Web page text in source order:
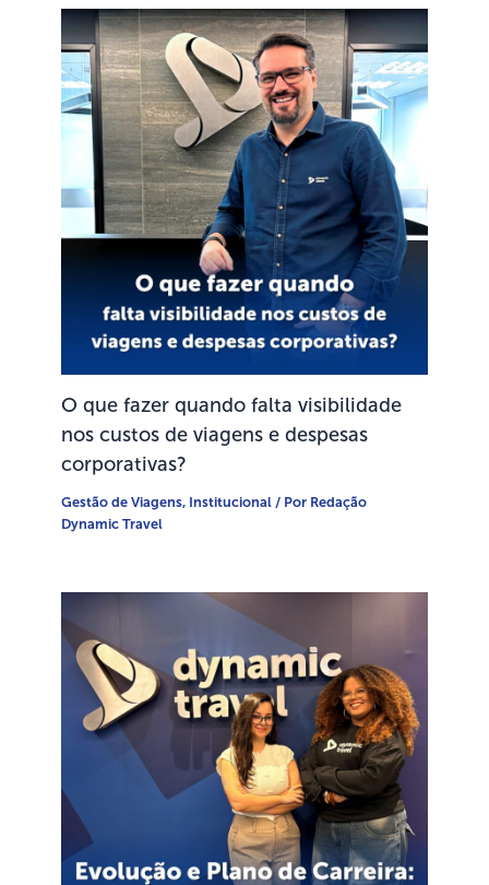
O que fazer quando falta visibilidade
nos custos de viagens e despesas
corporativas?
Gestão de Viagens, Institucional / Por Redação
Dynamic Travel